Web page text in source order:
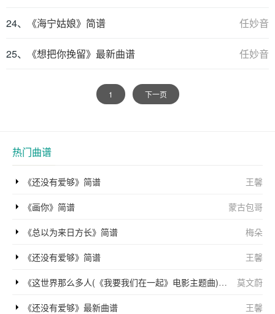
任妙音
24、 《海宁姑娘》简谱
任妙音
25、 《想把你挽留》最新曲谱
1 下一页
热门曲谱
王馨
《还没有爱够》简谱
蒙古包哥
《画你》简谱
梅朵
《总以为来日方长》简谱
王馨
《还没有爱够》简谱
莫文蔚
《这世界那么多人(《我要我们在一起》电影主题曲)》简谱
王馨
《还没有爱够》最新曲谱